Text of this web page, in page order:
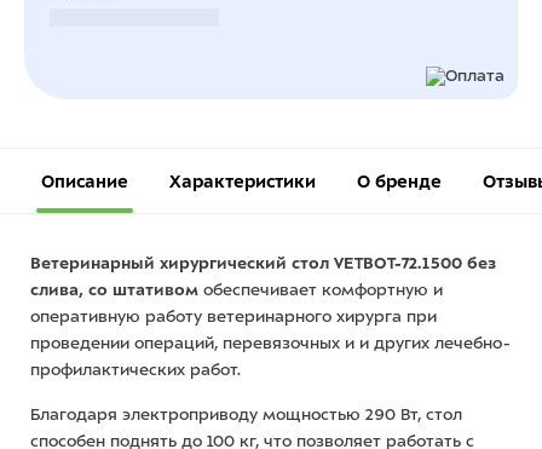
Описание Характеристики О бренде
Ветеринарный хирургический стол VETBOT-72.1500 без
слива, со штативом обеспечивает комфортную и
оперативную работу ветеринарного хирурга при
проведении операций, перевязочных и и других лечебно-
профилактических работ.
Благодаря электроприводу мощностью 290 Вт, стол
способен поднять до 100 кг, что позволяет работать с